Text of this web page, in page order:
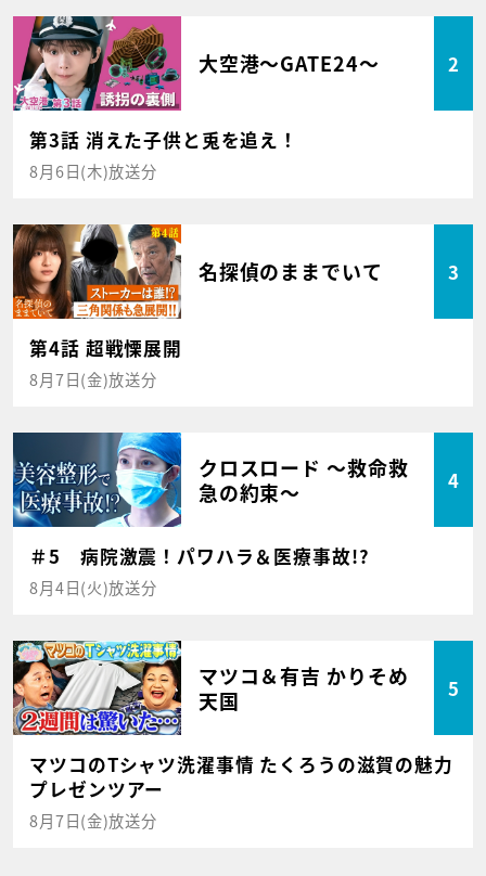
大空港～GATE24～ 2
第3話 消えた子供と兎を追え！
8月6日(木)放送分
名探偵のままでいて 3
第4話 超戦慄展開
8月7日(金)放送分
クロスロード ～救命救
急の約束～
4
＃5 病院激震！パワハラ＆医療事故!?
8月4日(火)放送分
マツコ＆有吉 かりそめ
天国
5
マツコのTシャツ洗濯事情 たくろうの滋賀の魅力
プレゼンツアー
8月7日(金)放送分